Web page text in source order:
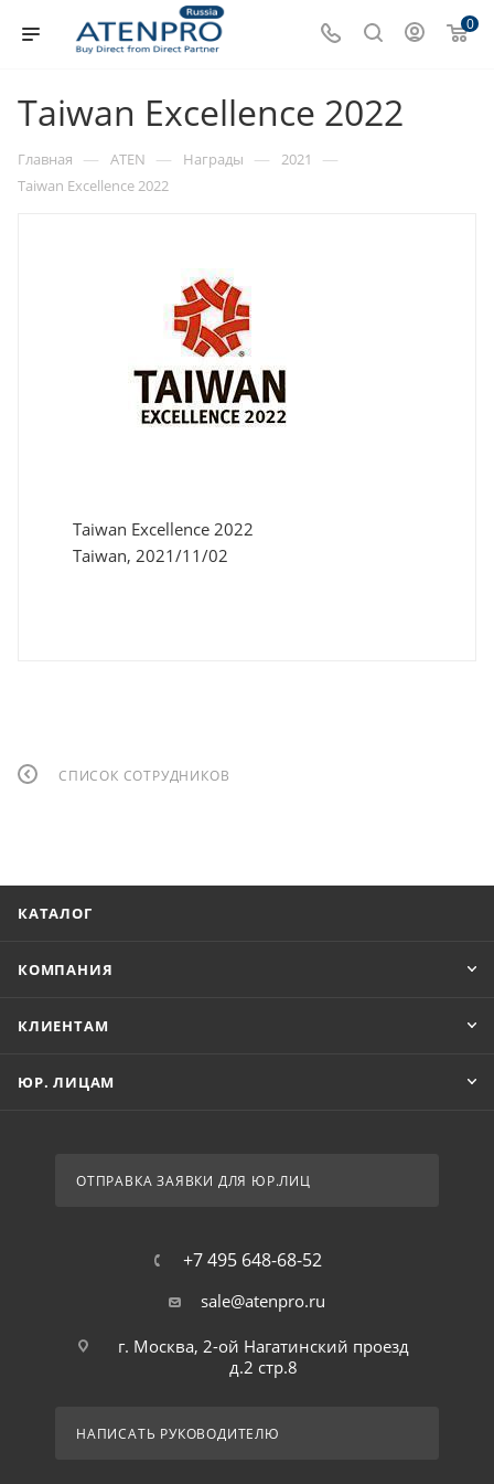
0
Taiwan Excellence 2022
Главная — ATEN — Награды — 2021 —
Taiwan Excellence 2022
Taiwan Excellence 2022
Taiwan, 2021/11/02
СПИСОК СОТРУДНИКОВ
КАТАЛОГ
КОМПАНИЯ
КЛИЕНТАМ
ЮР. ЛИЦАМ
ОТПРАВКА ЗАЯВКИ ДЛЯ ЮР.ЛИЦ
+7 495 648-68-52
sale@atenpro.ru
г. Москва, 2-ой Нагатинский проезд
д.2 стр.8
НАПИСАТЬ РУКОВОДИТЕЛЮ